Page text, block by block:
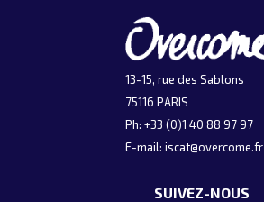
13-15, rue des Sablons
75116 PARIS
Ph: +33 (0)1 40 88 97 97
E-mail: iscat@overcome.fr
SUIVEZ-NOUS